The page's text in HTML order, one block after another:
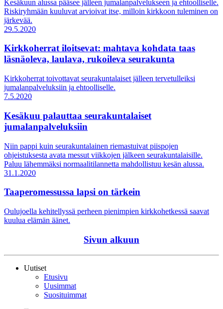
Kesäkuun alussa pääsee jälleen jumalanpalvelukseen ja ehtoolliselle.
Riskiryhmään kuuluvat arvioivat itse, milloin kirkkoon tuleminen on
järkevää.
29.5.2020
Kirkkoherrat iloitsevat: mahtava kohdata taas
läsnäoleva, laulava, rukoileva seurakunta
Kirkkoherrat toivottavat seurakuntalaiset jälleen tervetulleiksi
jumalanpalveluksiin ja ehtoolliselle.
7.5.2020
Kesäkuu palauttaa seurakuntalaiset
jumalanpalveluksiin
Niin pappi kuin seurakuntalainen riemastuivat piispojen
ohjeistuksesta avata messut viikkojen jälkeen seurakuntalaisille.
Paluu lähemmäksi normaalitilannetta mahdollistuu kesän alussa.
31.1.2020
Taaperomessussa lapsi on tärkein
Oulujoella kehitellyssä perheen pienimpien kirkkohetkessä saavat
kuulua elämän äänet.
Sivun alkuun
Uutiset
Etusivu
Uusimmat
Suosituimmat